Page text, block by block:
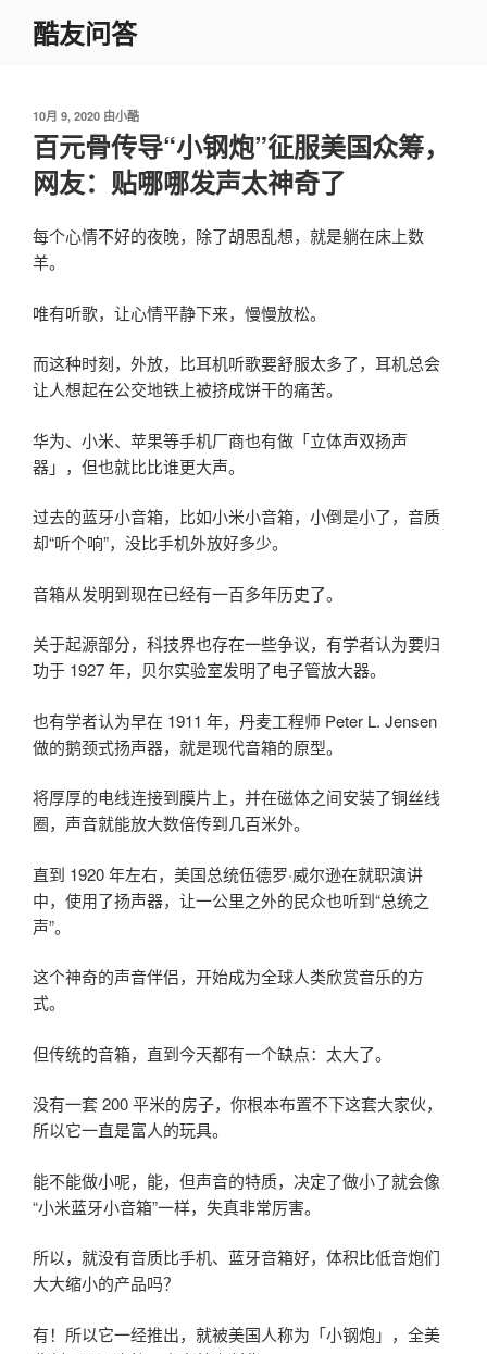
酷友问答
发
布
于
10月 9, 2020 由小酷
百元骨传导“小钢炮”征服美国众筹，
网友：贴哪哪发声太神奇了
每个心情不好的夜晚，除了胡思乱想，就是躺在床上数
羊。
唯有听歌，让心情平静下来，慢慢放松。
而这种时刻，外放，比耳机听歌要舒服太多了，耳机总会
让人想起在公交地铁上被挤成饼干的痛苦。
华为、小米、苹果等手机厂商也有做「立体声双扬声
器」，但也就比比谁更大声。
过去的蓝牙小音箱，比如小米小音箱，小倒是小了，音质
却“听个响”，没比手机外放好多少。
音箱从发明到现在已经有一百多年历史了。
关于起源部分，科技界也存在一些争议，有学者认为要归
功于 1927 年，贝尔实验室发明了电子管放大器。
也有学者认为早在 1911 年，丹麦工程师 Peter L. Jensen
做的鹅颈式扬声器，就是现代音箱的原型。
将厚厚的电线连接到膜片上，并在磁体之间安装了铜丝线
圈，声音就能放大数倍传到几百米外。
直到 1920 年左右，美国总统伍德罗·威尔逊在就职演讲
中，使用了扬声器，让一公里之外的民众也听到“总统之
声”。
这个神奇的声音伴侣，开始成为全球人类欣赏音乐的方
式。
但传统的音箱，直到今天都有一个缺点：太大了。
没有一套 200 平米的房子，你根本布置不下这套大家伙，
所以它一直是富人的玩具。
能不能做小呢，能，但声音的特质，决定了做小了就会像
“小米蓝牙小音箱”一样，失真非常厉害。
所以，就没有音质比手机、蓝牙音箱好，体积比低音炮们
大大缩小的产品吗？
有！所以它一经推出，就被美国人称为「小钢炮」，全美